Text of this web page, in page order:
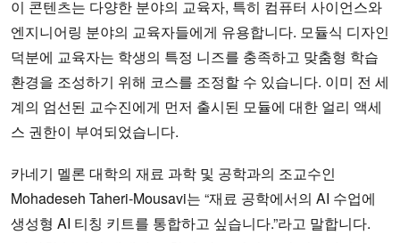
이 콘텐츠는 다양한 분야의 교육자, 특히 컴퓨터 사이언스와
엔지니어링 분야의 교육자들에게 유용합니다. 모듈식 디자인
덕분에 교육자는 학생의 특정 니즈를 충족하고 맞춤형 학습
환경을 조성하기 위해 코스를 조정할 수 있습니다. 이미 전 세
계의 엄선된 교수진에게 먼저 출시된 모듈에 대한 얼리 액세
스 권한이 부여되었습니다.
카네기 멜론 대학의 재료 과학 및 공학과의 조교수인
Mohadeseh Taheri-Mousavi는 “재료 공학에서의 AI 수업에
생성형 AI 티칭 키트를 통합하고 싶습니다.”라고 말합니다.